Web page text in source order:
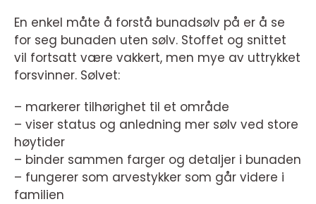
En enkel måte å forstå bunadsølv på er å se
for seg bunaden uten sølv. Stoffet og snittet
vil fortsatt være vakkert, men mye av uttrykket
forsvinner. Sølvet:
– markerer tilhørighet til et område
– viser status og anledning mer sølv ved store
høytider
– binder sammen farger og detaljer i bunaden
– fungerer som arvestykker som går videre i
familien